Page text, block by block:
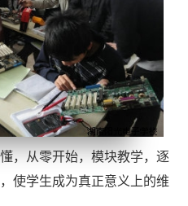
，从零开始，模块教学，逐
使学生成为真正意义上的维